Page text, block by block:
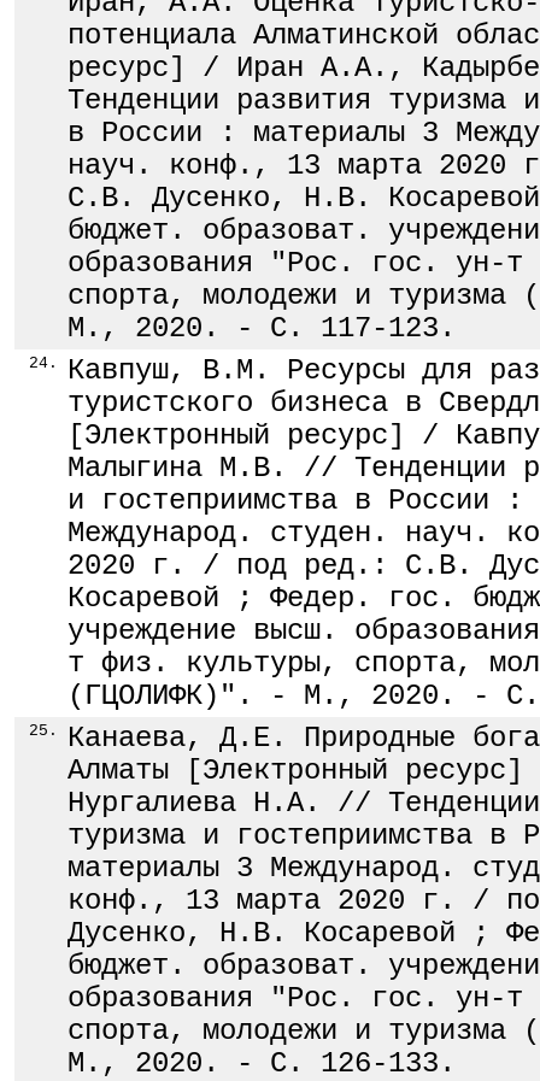
потенциала Алматинской
ресурс] / Иран А.А.,
Тенденции развития туризма
в России : материалы 3
науч. конф., 13 марта
С.В. Дусенко, Н.В.
бюджет. образоват.
образования "Рос. гос. ун-т
спорта, молодежи и
М., 2020. - С. 117-123.
24.
Кавпуш, В.М. Ресурсы для
туристского бизнеса в
[Электронный ресурс] /
Малыгина М.В. // Тенденции
и гостеприимства в России :
Международ. студен. науч.
2020 г. / под ред.: С.В.
Косаревой ; Федер. гос.
учреждение высш.
т физ. культуры, спорта,
(ГЦОЛИФК)". - М., 2020. - С.
25.
Канаева, Д.Е. Природные
Алматы [Электронный
Нургалиева Н.А. //
туризма и гостеприимства в
материалы 3 Международ.
конф., 13 марта 2020 г. /
Дусенко, Н.В. Косаревой ;
бюджет. образоват.
образования "Рос. гос. ун-т
спорта, молодежи и
М., 2020. - С. 126-133.